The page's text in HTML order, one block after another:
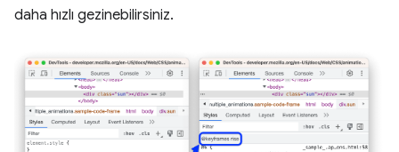
daha hızlı gezinebilirsiniz.